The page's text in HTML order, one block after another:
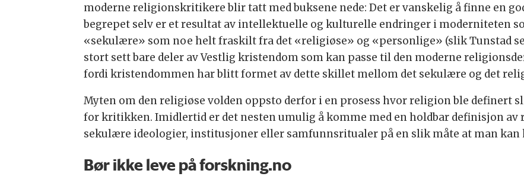
moderne religionskritikere blir tatt med buksene nede: Det er vanskelig å finne en
begrepet selv er et resultat av intellektuelle og kulturelle endringer i moderniteten
«sekulære» som noe helt fraskilt fra det «religiøse» og «personlige» (slik Tunstad
stort sett bare deler av Vestlig kristendom som kan passe til den moderne
fordi kristendommen har blitt formet av dette skillet mellom det sekulære og det
Myten om den religiøse volden oppsto derfor i en prosess hvor religion ble definert
for kritikken. Imidlertid er det nesten umulig å komme med en holdbar definisjon
sekulære ideologier, institusjoner eller samfunnsritualer på en slik måte at man kan
Bør ikke leve på forskning.no